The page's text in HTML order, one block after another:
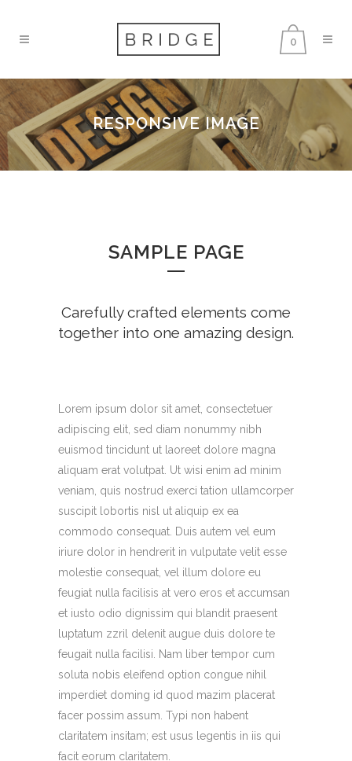
0
RESPONSIVE IMAGE
SAMPLE PAGE
Carefully crafted elements come
together into one amazing design.
Lorem ipsum dolor sit amet, consectetuer
adipiscing elit, sed diam nonummy nibh
euismod tincidunt ut laoreet dolore magna
aliquam erat volutpat. Ut wisi enim ad minim
veniam, quis nostrud exerci tation ullamcorper
suscipit lobortis nisl ut aliquip ex ea
commodo consequat. Duis autem vel eum
iriure dolor in hendrerit in vulputate velit esse
molestie consequat, vel illum dolore eu
feugiat nulla facilisis at vero eros et accumsan
et iusto odio dignissim qui blandit praesent
luptatum zzril delenit augue duis dolore te
feugait nulla facilisi. Nam liber tempor cum
soluta nobis eleifend option congue nihil
imperdiet doming id quod mazim placerat
facer possim assum. Typi non habent
claritatem insitam; est usus legentis in iis qui
facit eorum claritatem.